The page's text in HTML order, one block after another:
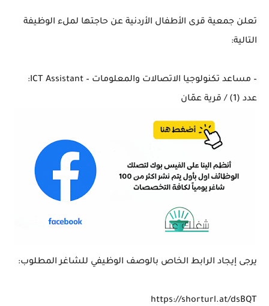
تعلن جمعية قرى الأطفال الأردنية عن حاجتها لملء الوظيفة
التالية:
– مساعد تكنولوجيا الاتصالات والمعلومات – ICT Assistant:
عدد (1) / قرية عمّان
يرجى إيجاد الرابط الخاص بالوصف الوظيفي للشاغر المطلوب:
https://shorturl.at/dsBQT